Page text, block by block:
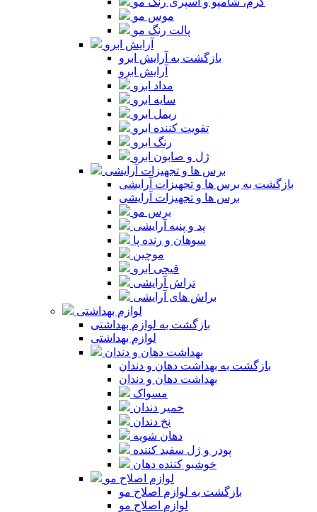
موس مو
پالت رنگ مو
آرایش ابرو
بازگشت به آرایش ابرو
آرایش ابرو
مداد ابرو
سایه ابرو
ریمل ابرو
تقویت کننده ابرو
رنگ ابرو
ژل و صابون ابرو
برس ها و تجهیزات آرایشی
بازگشت به برس ها و تجهیزات آرایشی
برس ها و تجهیزات آرایشی
برس مو
پد و پنبه آرایشی
سوهان و رنده پا
موچین
قیچی ابرو
تراش آرایشی
براش های آرایشی
لوازم بهداشتی
بازگشت به لوازم بهداشتی
لوازم بهداشتی
بهداشت دهان و دندان
بازگشت به بهداشت دهان و دندان
بهداشت دهان و دندان
مسواک
خمیر دندان
نخ دندان
دهان شویه
پودر و ژل سفید کننده
خوشبو کننده دهان
لوازم اصلاح مو
بازگشت به لوازم اصلاح مو
لوازم اصلاح مو